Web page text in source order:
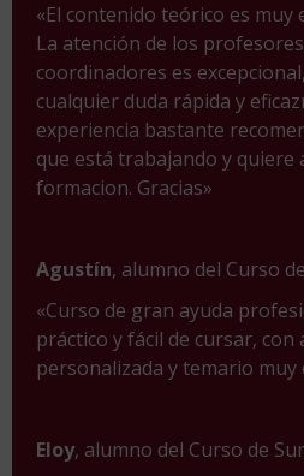
«El contenido teórico es muy
La atención de los
coordinadores es
cualquier duda rápida y
experiencia bastante
que está trabajando y quiere
formacion. Gracias»
Agustín, alumno del Curso
«Curso de gran ayuda
práctico y fácil de cursar, con
personalizada y temario muy
Eloy, alumno del Curso de